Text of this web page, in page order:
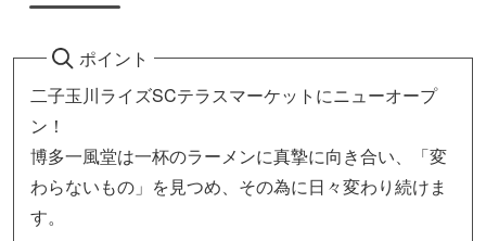
ポイント
二子玉川ライズSCテラスマーケットにニューオープ
ン！
博多一風堂は一杯のラーメンに真摯に向き合い、「変
わらないもの」を見つめ、その為に日々変わり続けま
す。